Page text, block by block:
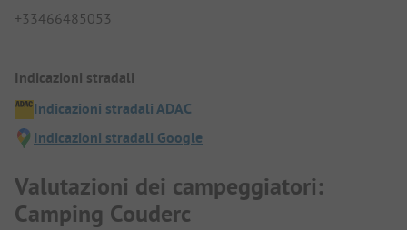
+33466485053
Indicazioni stradali
Indicazioni stradali ADAC
Indicazioni stradali Google
Valutazioni dei campeggiatori:
Camping Couderc